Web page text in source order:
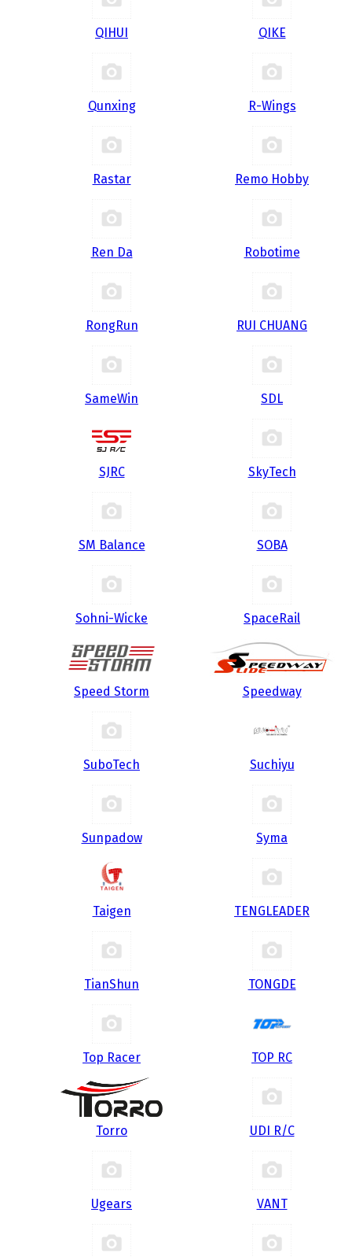
QIHUI QIKE
Qunxing R-Wings
Rastar Remo Hobby
Ren Da Robotime
RongRun RUI CHUANG
SameWin SDL
SJRC SkyTech
SM Balance SOBA
Sohni-Wicke SpaceRail
Speed Storm Speedway
SuboTech Suchiyu
Sunpadow Syma
Taigen TENGLEADER
TianShun TONGDE
Top Racer TOP RC
Torro UDI R/С
Ugears VANT